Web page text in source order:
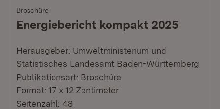
Broschüre
Energiebericht kompakt 2025
Herausgeber: Umweltministerium und
Statistisches Landesamt Baden-Württemberg
Publikationsart: Broschüre
Format: 17 x 12 Zentimeter
Seitenzahl: 48